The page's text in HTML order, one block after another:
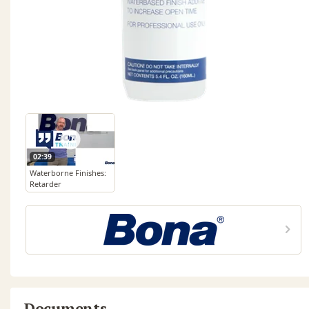
02:39
Waterborne Finishes:
Retarder